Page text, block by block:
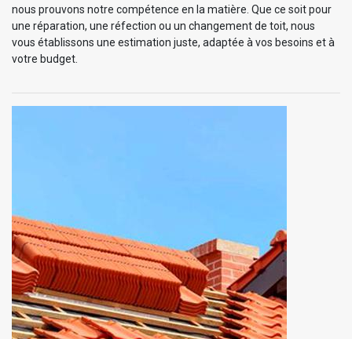
nous prouvons notre compétence en la matière. Que ce soit pour
une réparation, une réfection ou un changement de toit, nous
vous établissons une estimation juste, adaptée à vos besoins et à
votre budget.